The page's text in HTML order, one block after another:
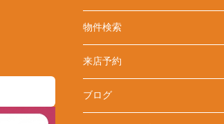
物件検索
来店予約
ブログ